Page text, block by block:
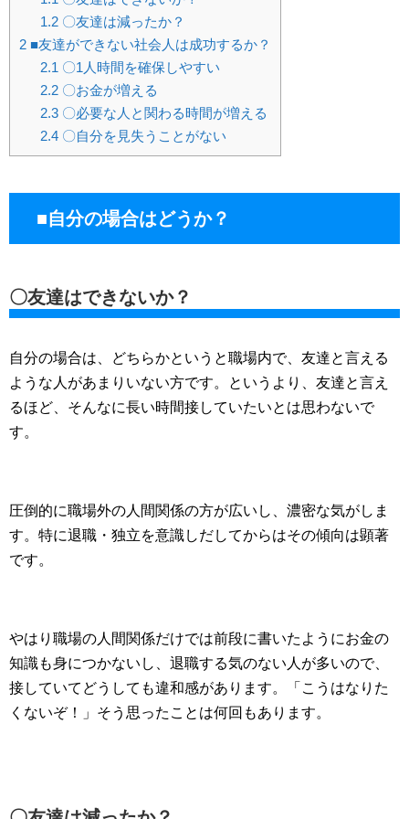
1.2〇友達は減ったか？
2 ■友達ができない社会人は成功するか？
2.1 〇1人時間を確保しやすい
2.2〇お金が増える
2.3〇必要な人と関わる時間が増える
2.4〇自分を見失うことがない
■自分の場合はどうか？
〇友達はできないか？
自分の場合は、どちらかというと職場内で、友達と言える
ような人があまりいない方です。というより、友達と言え
るほど、そんなに長い時間接していたいとは思わないで
す。
圧倒的に職場外の人間関係の方が広いし、濃密な気がしま
す。特に退職・独立を意識しだしてからはその傾向は顕著
です。
やはり職場の人間関係だけでは前段に書いたようにお金の
知識も身につかないし、退職する気のない人が多いので、
接していてどうしても違和感があります。「こうはなりた
くないぞ！」そう思ったことは何回もあります。